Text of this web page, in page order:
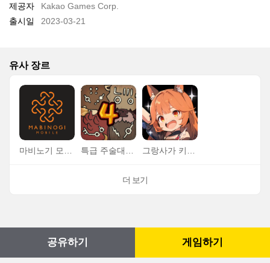
공유하기 게임하기
제공자
Kakao Games Corp.
출시일
2023-03-21
유사 장르
더 보기
개인정보처리방침
Copyright © kakao corp. All rights reserved